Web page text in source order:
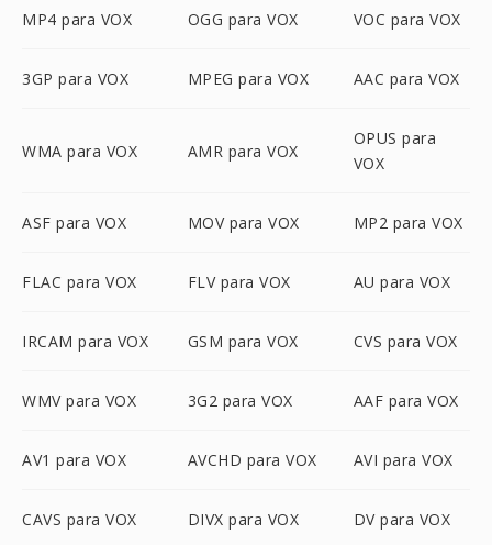
MP4 para VOX OGG para VOX VOC para VOX
3GP para VOX MPEG para VOX AAC para VOX
WMA para VOX AMR para VOX
OPUS para
VOX
ASF para VOX MOV para VOX MP2 para VOX
FLAC para VOX FLV para VOX AU para VOX
IRCAM para VOX GSM para VOX CVS para VOX
WMV para VOX 3G2 para VOX AAF para VOX
AV1 para VOX AVCHD para VOX AVI para VOX
CAVS para VOX DIVX para VOX DV para VOX